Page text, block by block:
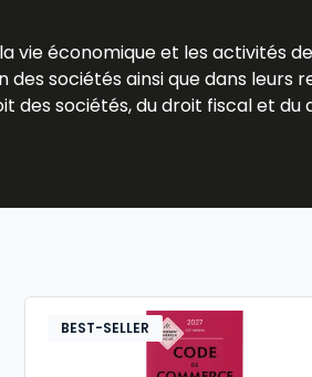
vie économique et les activités
sociétés ainsi que dans leurs
sociétés, du droit fiscal et du
des affaires est une matière
il s’agit d’un outil
BEST-SELLER